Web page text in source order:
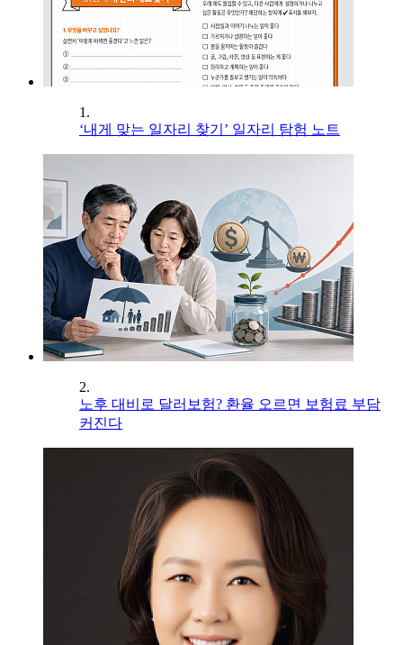
1.
‘내게 맞는 일자리 찾기’ 일자리 탐험 노트
2.
노후 대비로 달러보험? 환율 오르면 보험료 부담
커진다